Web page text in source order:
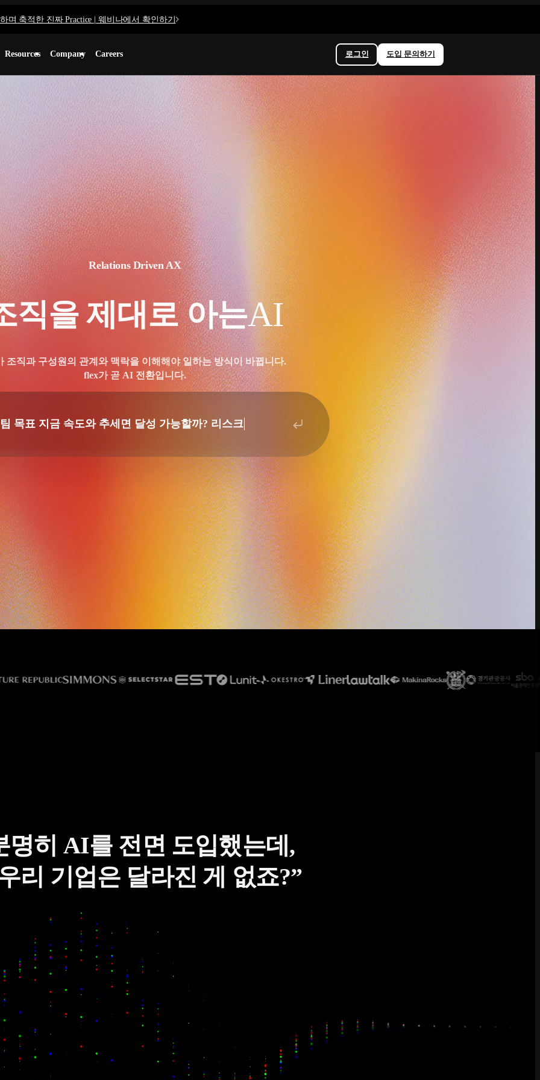
며 축적한 진짜 Practice | 웨비나에서 확인하기
Resources Company Careers 로그인 도입 문의하기
Relations Driven AX
직을 제대로 아는AI
조직과 구성원의 관계와 맥락을 이해해야 일하는 방식이 바뀝니다.
flex가 곧 AI 전환입니다.
속도와 추세면 달성 가능할까?리스크 요인먼저 짚어줘.
명히 AI를 전면 도입했는데,
리 기업은 달라진 게 없죠?”